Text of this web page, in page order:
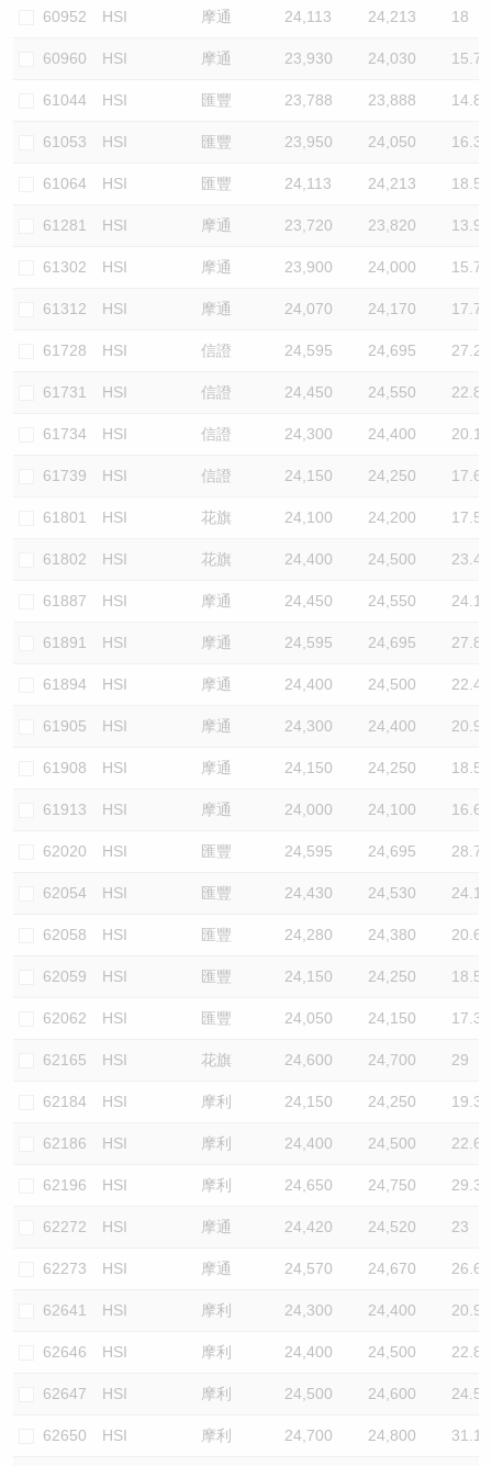
60952 HSI 摩通 24,113 24,213 18
60960 HSI 摩通 23,930 24,030 15.7
61044 HSI 匯豐 23,788 23,888 14.8
61053 HSI 匯豐 23,950 24,050 16.3
61064 HSI 匯豐 24,113 24,213 18.5
61281 HSI 摩通 23,720 23,820 13.9
61302 HSI 摩通 23,900 24,000 15.7
61312 HSI 摩通 24,070 24,170 17.7
61728 HSI 信證 24,595 24,695 27.2
61731 HSI 信證 24,450 24,550 22.8
61734 HSI 信證 24,300 24,400 20.1
61739 HSI 信證 24,150 24,250 17.6
61801 HSI 花旗 24,100 24,200 17.5
61802 HSI 花旗 24,400 24,500 23.4
61887 HSI 摩通 24,450 24,550 24.1
61891 HSI 摩通 24,595 24,695 27.8
61894 HSI 摩通 24,400 24,500 22.4
61905 HSI 摩通 24,300 24,400 20.9
61908 HSI 摩通 24,150 24,250 18.5
61913 HSI 摩通 24,000 24,100 16.6
62020 HSI 匯豐 24,595 24,695 28.7
62054 HSI 匯豐 24,430 24,530 24.1
62058 HSI 匯豐 24,280 24,380 20.6
62059 HSI 匯豐 24,150 24,250 18.5
62062 HSI 匯豐 24,050 24,150 17.3
62165 HSI 花旗 24,600 24,700 29
62184 HSI 摩利 24,150 24,250 19.3
62186 HSI 摩利 24,400 24,500 22.6
62196 HSI 摩利 24,650 24,750 29.3
62272 HSI 摩通 24,420 24,520 23
62273 HSI 摩通 24,570 24,670 26.6
62641 HSI 摩利 24,300 24,400 20.9
62646 HSI 摩利 24,400 24,500 22.8
62647 HSI 摩利 24,500 24,600 24.5
62650 HSI 摩利 24,700 24,800 31.1
牛熊證文件及公告
牛熊證文件及公告 (瑞信)
ADR
收市競價變化